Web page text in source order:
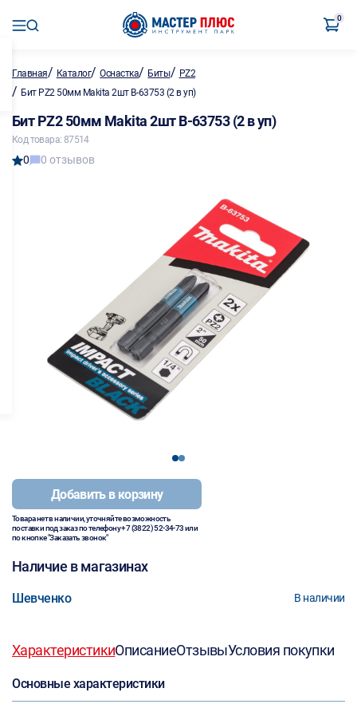
0
Главная/ Каталог/Оснастка/ Биты/ PZ2
/ Бит PZ2 50мм Makita 2шт B-63753 (2 в уп)
Бит PZ2 50мм Makita 2шт B-63753 (2 в уп)
Код товара: 87514
0 0 отзывов
12
Добавить в корзину
Товара нет в наличии, уточняйте возможность
поставки под заказ по телефону+7 (3822) 52-34-73или
по кнопке "Заказать звонок"
Наличие в магазинах
Шевченко В наличии
ХарактеристикиОписаниеОтзывыУсловия покупки
Основные характеристики